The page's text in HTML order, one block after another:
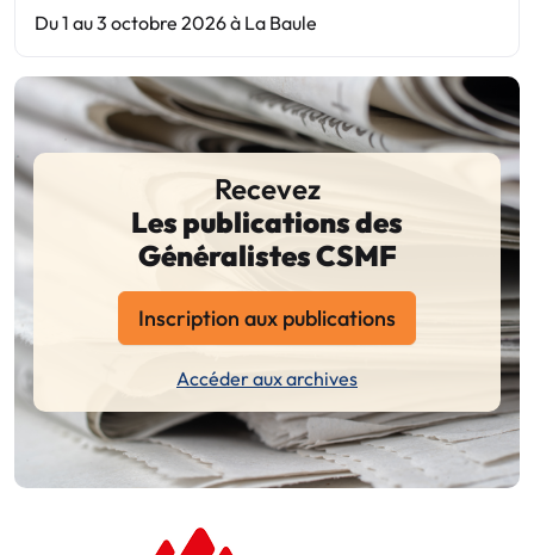
Du 1 au 3 octobre 2026 à La Baule
Recevez
Les publications des
Généralistes CSMF
Inscription aux publications
Accéder aux archives